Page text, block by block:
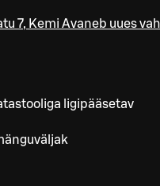
7, Kemi Avaneb uues
ligipääsetav